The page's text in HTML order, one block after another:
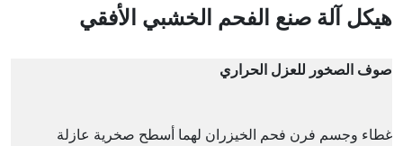
هيكل آلة صنع الفحم الخشبي الأفقي
صوف الصخور للعزل الحراري
غطاء وجسم فرن فحم الخيزران لهما أسطح صخرية عازلة